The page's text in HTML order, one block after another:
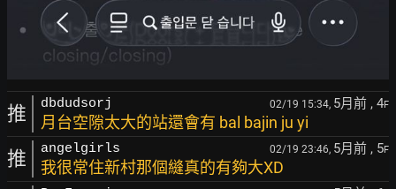
推 dbdudsorj 02/19 15:34, 5月前 , 4F
月台空隙太大的站還會有 bal bajin ju yi
推 angelgirls 02/19 23:46, 5月前 , 5F
我很常住新村那個縫真的有夠大XD